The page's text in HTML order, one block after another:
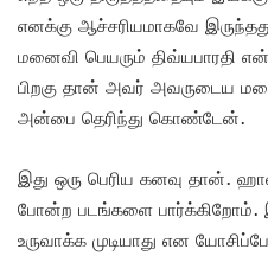
எனக்கு ஆச்சரியமாகவே
மனைவி பெயரும் திவ்யபாரதி
பிறகு தான் அவர் அவருடைய
அன்பை தெரிந்து கொண்டேன்.
இது ஒரு பெரிய கனவு தான்.
போன்ற படங்களை பார்க்கிறோம்.
உருவாக்க முடியாது என